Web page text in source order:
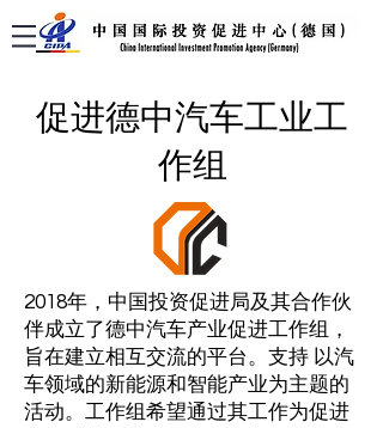
促进德中汽车工业工
作组
2018年，中国投资促进局及其合作伙
伴成立了德中汽车产业促进工作组，
旨在建立相互交流的平台。支持 以汽
车领域的新能源和智能产业为主题的
活动。工作组希望通过其工作为促进